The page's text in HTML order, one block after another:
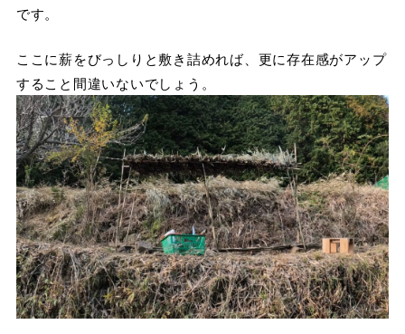
です。
ここに薪をびっしりと敷き詰めれば、更に存在感がアップ
すること間違いないでしょう。